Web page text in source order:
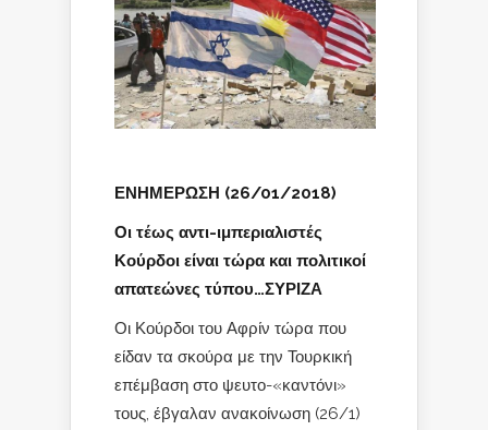
ΕΝΗΜΕΡΩΣΗ (26/01/2018)
Οι τέως αντι-ιμπεριαλιστές
Κούρδοι είναι τώρα και πολιτικοί
απατεώνες τύπου…ΣΥΡΙΖΑ
Οι Κούρδοι του Αφρίν τώρα που
είδαν τα σκούρα με την Τουρκική
επέμβαση στο ψευτο-«καντόνι»
τους, έβγαλαν ανακοίνωση (26/1)